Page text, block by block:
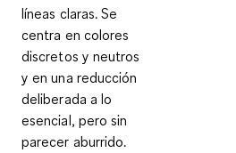
líneas claras. Se
centra en colores
discretos y neutros
y en una reducción
deliberada a lo
esencial, pero sin
parecer aburrido.